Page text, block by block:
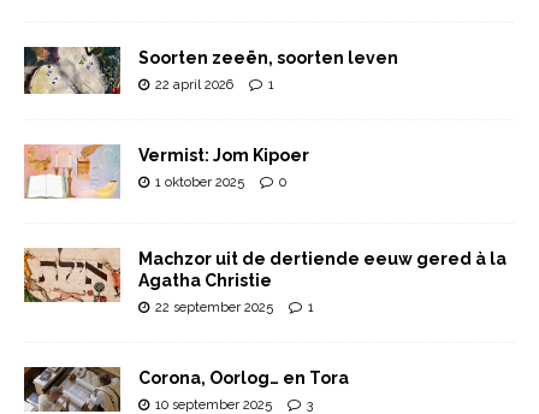
Soorten zeeën, soorten leven
22 april 2026 1
Vermist: Jom Kipoer
1 oktober 2025 0
Machzor uit de dertiende eeuw gered à la
Agatha Christie
22 september 2025 1
Corona, Oorlog… en Tora
10 september 2025 3